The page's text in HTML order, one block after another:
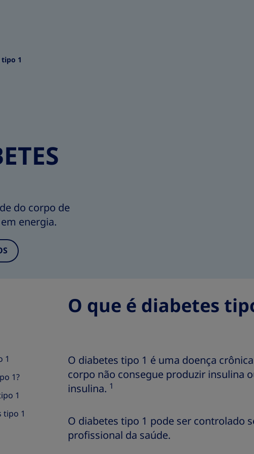
tipo 1
do corpo de
energia.
1
1?
1
tipo 1
O que é diabetes
O diabetes tipo 1 é uma doença
corpo não consegue produzir insulina
insulina. 1
O diabetes tipo 1 pode ser controlado
profissional da saúde.